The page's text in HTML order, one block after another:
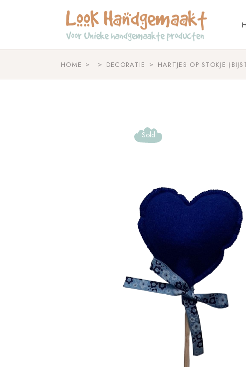
HOME DECORATIE HARTJES OP STOKJE
Sold